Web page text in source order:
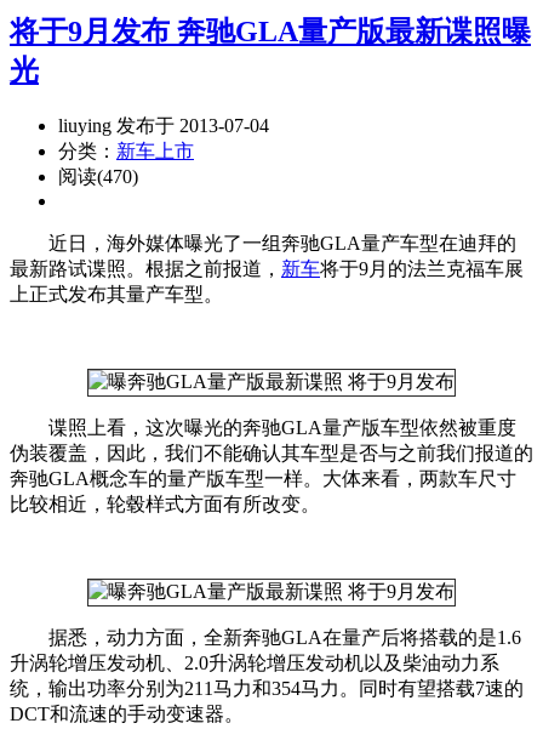
将于9月发布 奔驰GLA量产版最新谍照曝
光
liuying 发布于 2013-07-04
分类： 新车上市
阅读(470)
近日，海外媒体曝光了一组奔驰GLA量产车型在迪拜的
最新路试谍照。根据之前报道， 新车将于9月的法兰克福车展
上正式发布其量产车型。
谍照上看，这次曝光的奔驰GLA量产版车型依然被重度
伪装覆盖，因此，我们不能确认其车型是否与之前我们报道的
奔驰GLA概念车的量产版车型一样。大体来看，两款车尺寸
比较相近，轮毂样式方面有所改变。
据悉，动力方面，全新奔驰GLA在量产后将搭载的是1.6
升涡轮增压发动机、2.0升涡轮增压发动机以及柴油动力系
统，输出功率分别为211马力和354马力。同时有望搭载7速的
DCT和流速的手动变速器。